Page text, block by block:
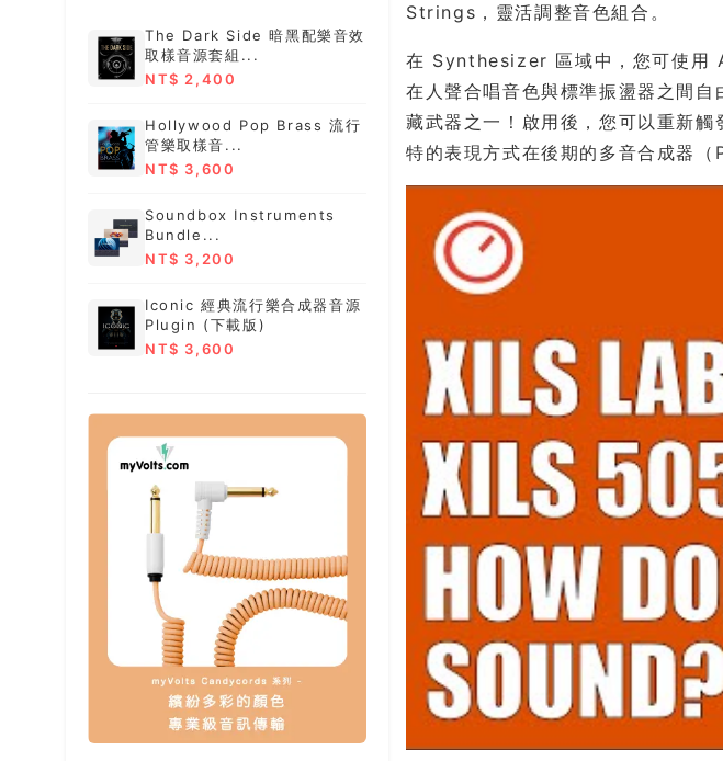
The Dark Side 暗黑配樂音效
取樣音源套組...
NT$ 2,400
Hollywood Pop Brass 流行
管樂取樣音...
NT$ 3,600
Soundbox Instruments
Bundle...
NT$ 3,200
Iconic 經典流行樂合成器音源
Plugin (下載版)
NT$ 3,600
Strings，靈活調整音色組合。
在 Synthesizer 區域中，您可使用
在人聲合唱音色與標準振盪器之間
藏武器之一！啟用後，您可以重新
特的表現方式在後期的多音合成器